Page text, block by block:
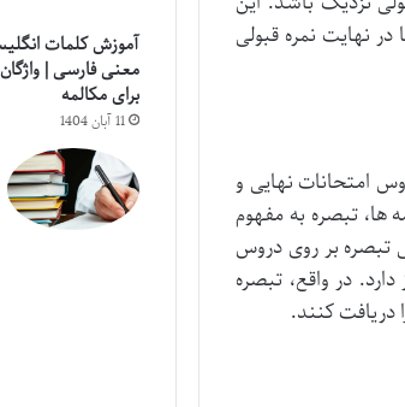
نهایت نمره قبولی
امتحانات نهایی و
ها، تبصره به مفهوم
تبصره بر روی دروس
در واقع، تبصره
دریافت کنند.
آموزش کلمات
معنی فارسی |
برای مکالمه
11 آبان 1404